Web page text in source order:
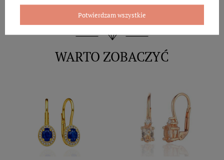
WARTO ZOBACZYĆ
Potwierdzam wszystkie